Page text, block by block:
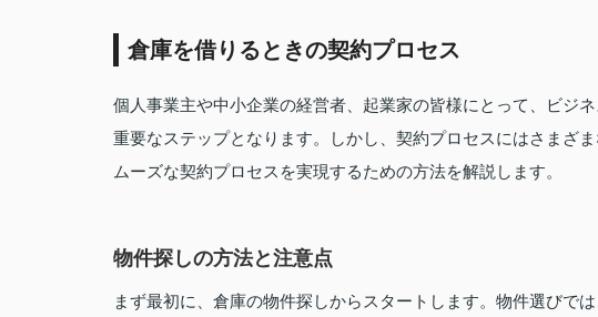
倉庫を借りるときの契約プロセス
個人事業主や中小企業の経営者、起業家の皆様にとって、ビジ
重要なステップとなります。しかし、契約プロセスにはさまざ
ムーズな契約プロセスを実現するための方法を解説します。
物件探しの方法と注意点
まず最初に、倉庫の物件探しからスタートします。物件選びで